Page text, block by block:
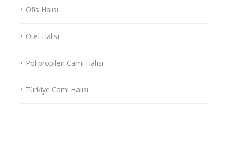
Ofis Halısı
Otel Halısı
Polipropilen Cami Halısı
Türkiye Cami Halısı